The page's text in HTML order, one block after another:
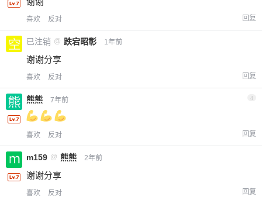
喜欢 反对 回复
已注销 @ 跌宕昭彰 1年前
谢谢分享
喜欢 反对 回复
熊熊 7年前 4
喜欢 反对 回复
m159 @ 熊熊 2年前
谢谢分享
喜欢 反对 回复